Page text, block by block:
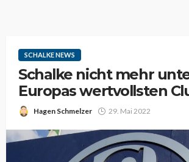
SCHALKE NEWS
Schalke nicht mehr
Europas wertvollsten
Hagen Schmelzer 29. Mai 2022